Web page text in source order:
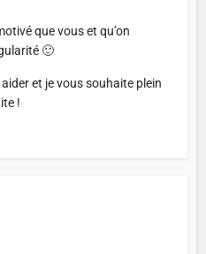
que vous et qu’on
🙂
et je vous souhaite plein
!